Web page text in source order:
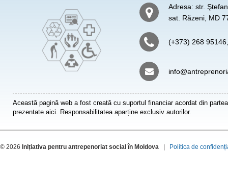
Adresa: str.
sat. Răzeni, MD
(+373) 268
Această pagină web a fost creată cu suportul financiar acordat din
prezentate aici. Responsabilitatea aparține exclusiv autorilor.
© 2026 Inițiativa pentru antrepenoriat social în Moldova | Politica de